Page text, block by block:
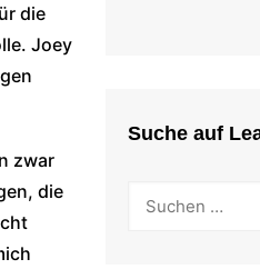
die
Joey
zwar
die
Suche auf